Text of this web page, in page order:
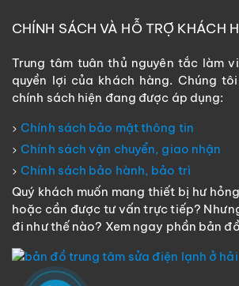
CHÍNH SÁCH VÀ HỖ TRỢ KHÁCH
Trung tâm tuân thủ nguyên tắc làm
quyền lợi của khách hàng. Chúng
chính sách hiện đang được áp dụng:
Chính sách bảo mật thông tin
Chính sách vận chuyển, giao nhận
Chính sách bảo hành, bảo trì
Quý khách muốn mang thiết bị hư
hoặc cần được tư vấn trực tiếp?
đi như thế nào? Xem ngay phần bản